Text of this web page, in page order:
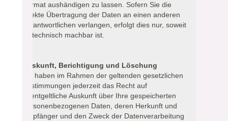
Format aushändigen zu lassen. Sofern Sie die
direkte Übertragung der Daten an einen anderen
Verantwortlichen verlangen, erfolgt dies nur, soweit
es technisch machbar ist.
Auskunft, Berichtigung und Löschung
Sie haben im Rahmen der geltenden gesetzlichen
Bestimmungen jederzeit das Recht auf
unentgeltliche Auskunft über Ihre gespeicherten
personenbezogenen Daten, deren Herkunft und
Empfänger und den Zweck der Datenverarbeitung